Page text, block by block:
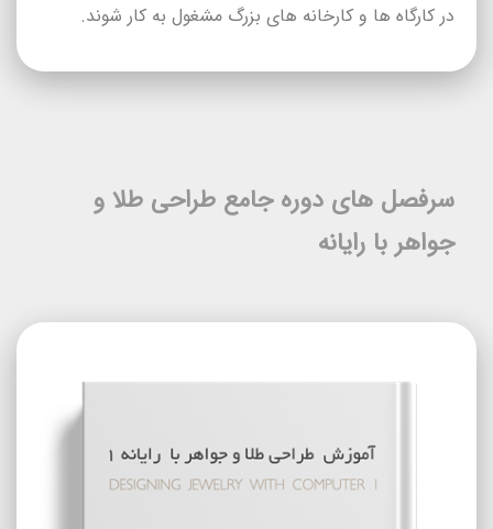
در کارگاه ها و کارخانه های بزرگ مشغول به کار شوند.
سرفصل های دوره جامع طراحی طلا و
جواهر با رایانه